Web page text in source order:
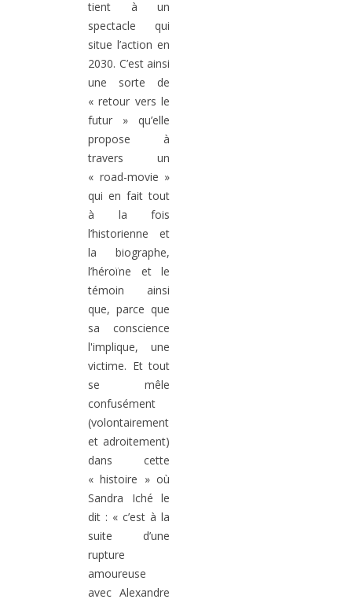
tient à un
spectacle qui
situe l’action en
2030. C’est ainsi
une sorte de
« retour vers le
futur » qu’elle
propose à
travers un
« road-movie »
qui en fait tout
à la fois
l’historienne et
la biographe,
l’héroïne et le
témoin ainsi
que, parce que
sa conscience
l'implique, une
victime. Et tout
se mêle
confusément
(volontairement
et adroitement)
dans cette
« histoire » où
Sandra Iché le
dit : « c’est à la
suite d’une
rupture
amoureuse
avec Alexandre